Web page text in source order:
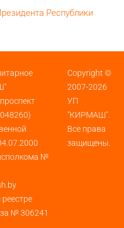
Республики
№
№ 306241
Copyright ©
2007-2026
УП
"КИРМАШ".
Все права
защищены.